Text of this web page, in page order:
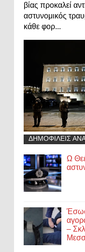
βίας προκαλεί
αστυνομικός
κάθε φορ...
ΔΗΜΟΦΙΛΕΙΣ
Ω
–